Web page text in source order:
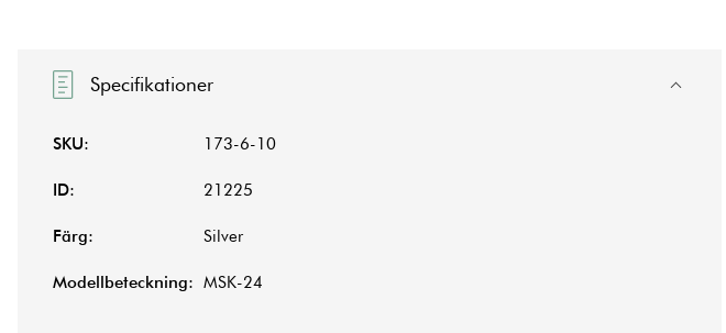
Specifikationer
SKU: 173-6-10
ID: 21225
Färg: Silver
Modellbeteckning: MSK-24